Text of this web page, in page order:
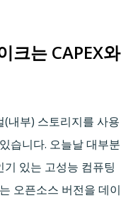
크는 CAPEX와
내부) 스토리지를 사용
습니다. 오늘날 대부분
있는 고성능 컴퓨팅
오픈소스 버전을 데이